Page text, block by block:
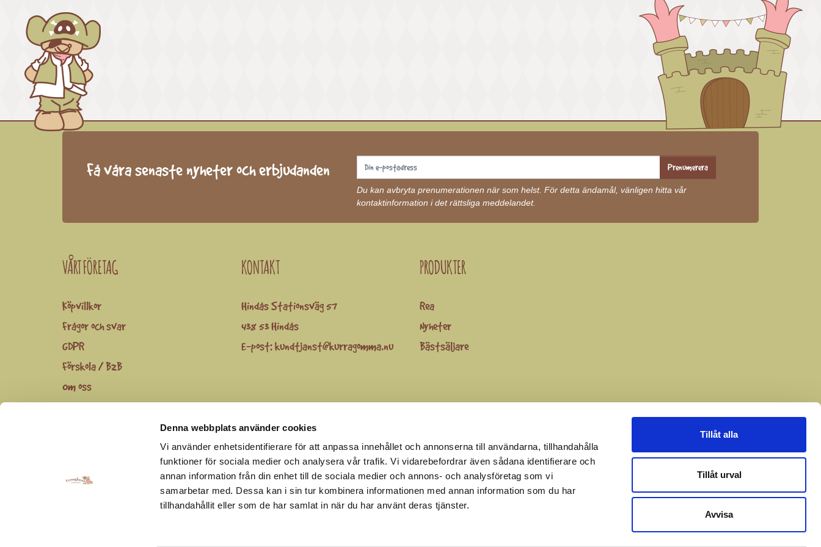
Denna webbplats använder cookies
Vi använder enhetsidentifierare för att anpassa innehållet och annonserna till användarna, tillhandahålla
funktioner för sociala medier och analysera vår trafik. Vi vidarebefordrar även sådana identifierare och
annan information från din enhet till de sociala medier och annons- och analysföretag som vi
samarbetar med. Dessa kan i sin tur kombinera informationen med annan information som du har
tillhandahållit eller som de har samlat in när du har använt deras tjänster.
Tillåt alla
Tillåt urval
Avvisa
Få våra senaste nyheter och erbjudanden Prenumerera
Du kan avbryta prenumerationen när som helst. För detta ändamål, vänligen hitta vår
kontaktinformation i det rättsliga meddelandet.
VÅRT FÖRETAG
Köpvillkor
Frågor och svar
GDPR
Förskola / B2B
Om oss
KONTAKT
Hindås Stationsväg 57
438 53 Hindås
E-post:kundtjanst@kurragomma.nu
PRODUKTER
Rea
Nyheter
Bästsäljare
Facebook,Instagramochyoutube
Kurragömma™© 2019 Ägare AWLY AB© 2019